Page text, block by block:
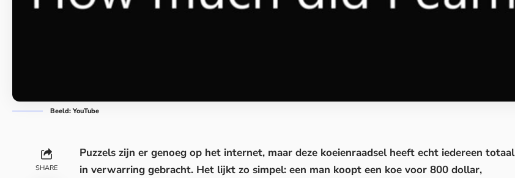
Beeld: YouTube
SHARE
Puzzels zijn er genoeg op het internet, maar deze koeienraadsel heeft echt iedereen totaal
in verwarring gebracht. Het lijkt zo simpel: een man koopt een koe voor 800 dollar,